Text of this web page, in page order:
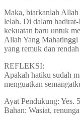
Maka, biarkanlah
lelah. Di dalam
kekuatan baru untuk
Allah Yang Mahatinggi
yang remuk dan
REFLEKSI:
Apakah hatiku sudah
menguatkan
Ayat Pendukung: Yes.
Bahan: Wasiat,